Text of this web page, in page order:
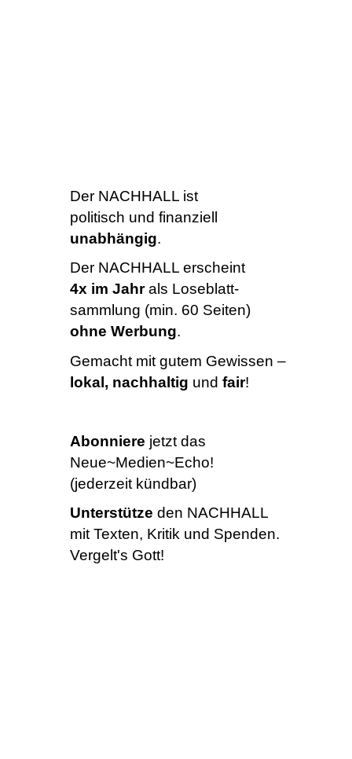
Der NACHHALL ist
politisch und finanziell
unabhängig.
Der NACHHALL erscheint
4x im Jahrals Loseblatt-
sammlung (min. 60 Seiten)
ohne Werbung.
Gemacht mit gutem Gewissen –
lokal, nachhaltig und fair!
Abonniere jetzt das
Neue~Medien~Echo!
(jederzeit kündbar)
Unterstütze den NACHHALL
mit Texten, Kritik und Spenden.
Vergelt's Gott!